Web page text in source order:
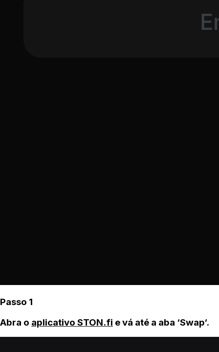
Passo 1
Abra o aplicativo STON.fi e vá até a aba ‘Swap‘.